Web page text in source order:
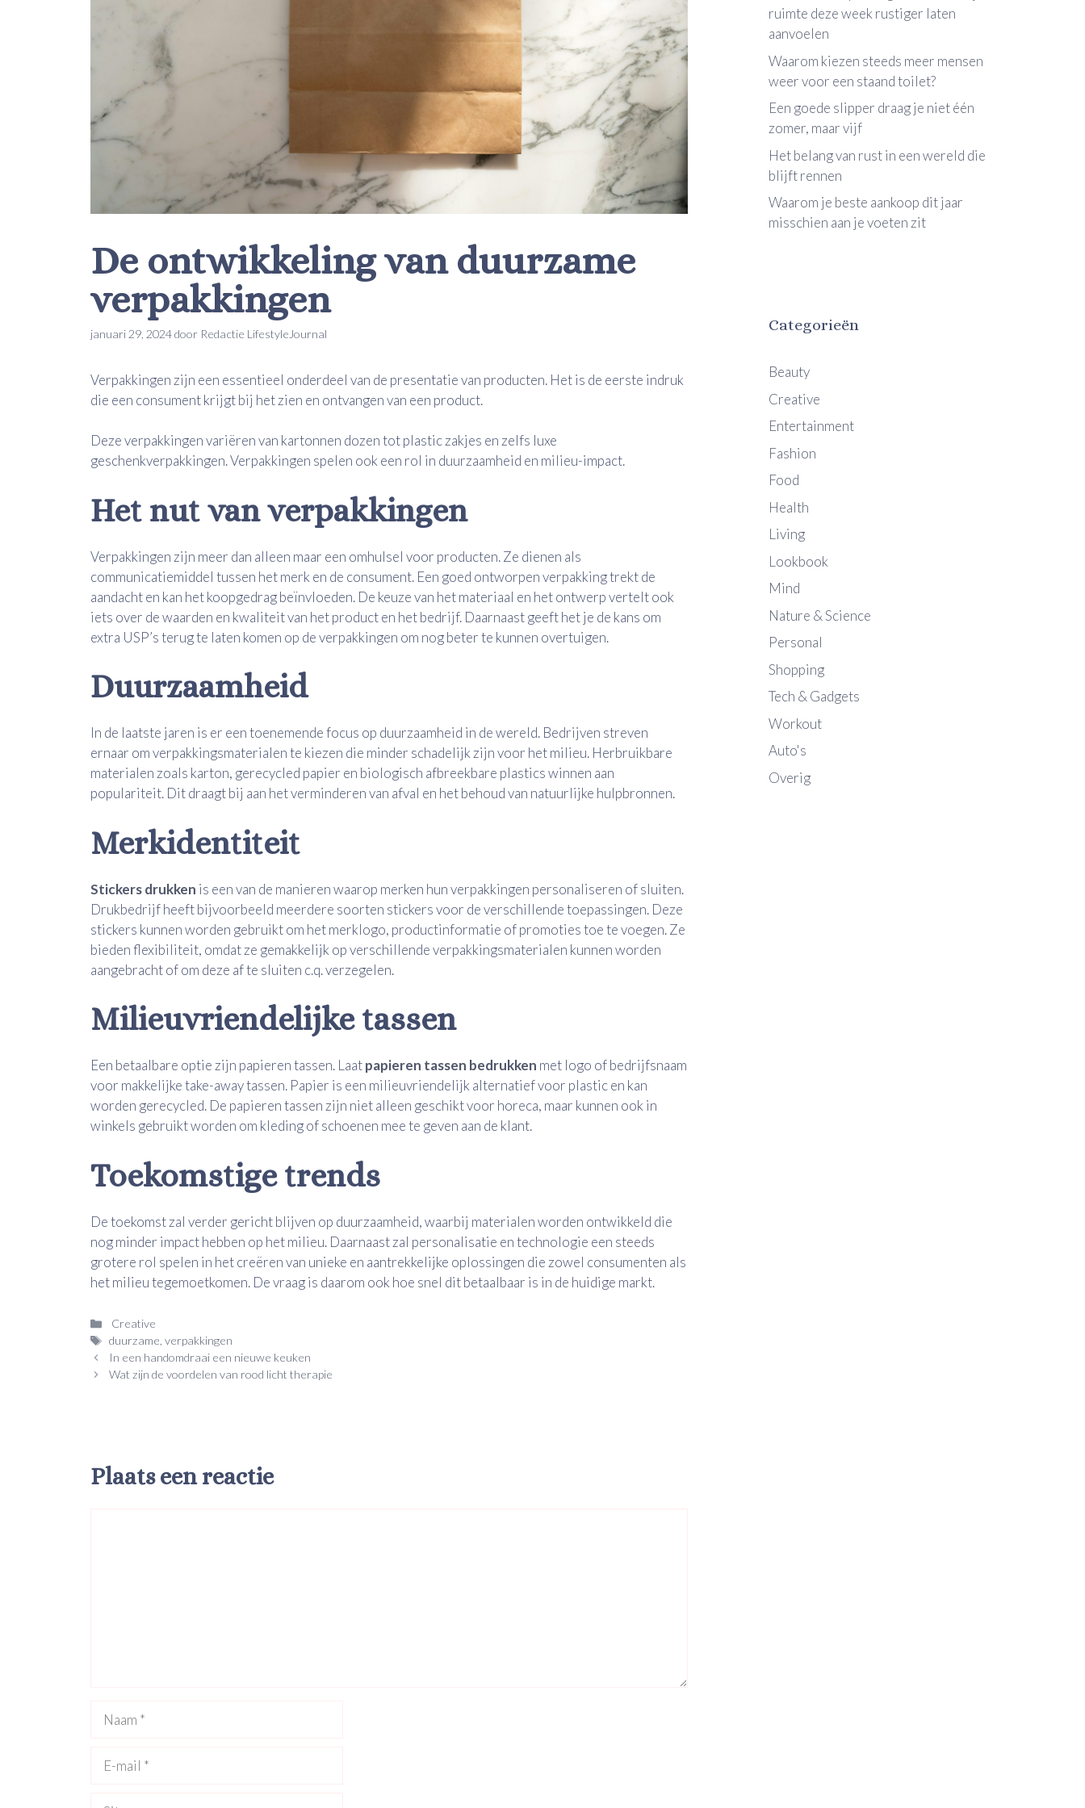
De ontwikkeling van duurzame
verpakkingen
januari 29, 2024door Redactie LifestyleJournal
Verpakkingen zijn een essentieel onderdeel van de presentatie van producten. Het is de eerste indruk
die een consument krijgt bij het zien en ontvangen van een product.
Deze verpakkingen variëren van kartonnen dozen tot plastic zakjes en zelfs luxe
geschenkverpakkingen. Verpakkingen spelen ook een rol in duurzaamheid en milieu-impact.
Het nut van verpakkingen
Verpakkingen zijn meer dan alleen maar een omhulsel voor producten. Ze dienen als
communicatiemiddel tussen het merk en de consument. Een goed ontworpen verpakking trekt de
aandacht en kan het koopgedrag beïnvloeden. De keuze van het materiaal en het ontwerp vertelt ook
iets over de waarden en kwaliteit van het product en het bedrijf. Daarnaast geeft het je de kans om
extra USP’s terug te laten komen op de verpakkingen om nog beter te kunnen overtuigen.
Duurzaamheid
In de laatste jaren is er een toenemende focus op duurzaamheid in de wereld. Bedrijven streven
ernaar om verpakkingsmaterialen te kiezen die minder schadelijk zijn voor het milieu. Herbruikbare
materialen zoals karton, gerecycled papier en biologisch afbreekbare plastics winnen aan
populariteit. Dit draagt bij aan het verminderen van afval en het behoud van natuurlijke hulpbronnen.
Merkidentiteit
Stickers drukken is een van de manieren waarop merken hun verpakkingen personaliseren of sluiten.
Drukbedrijf heeft bijvoorbeeld meerdere soorten stickers voor de verschillende toepassingen. Deze
stickers kunnen worden gebruikt om het merklogo, productinformatie of promoties toe te voegen. Ze
bieden flexibiliteit, omdat ze gemakkelijk op verschillende verpakkingsmaterialen kunnen worden
aangebracht of om deze af te sluiten c.q. verzegelen.
Milieuvriendelijke tassen
Een betaalbare optie zijn papieren tassen. Laatpapieren tassen bedrukken met logo of bedrijfsnaam
voor makkelijke take-away tassen. Papier is een milieuvriendelijk alternatief voor plastic en kan
worden gerecycled. De papieren tassen zijn niet alleen geschikt voor horeca, maar kunnen ook in
winkels gebruikt worden om kleding of schoenen mee te geven aan de klant.
Toekomstige trends
De toekomst zal verder gericht blijven op duurzaamheid, waarbij materialen worden ontwikkeld die
nog minder impact hebben op het milieu. Daarnaast zal personalisatie en technologie een steeds
grotere rol spelen in het creëren van unieke en aantrekkelijke oplossingen die zowel consumenten als
het milieu tegemoetkomen. De vraag is daarom ook hoe snel dit betaalbaar is in de huidige markt.
Categorieën
Creative
Tags
duurzame,verpakkingen
In een handomdraai een nieuwe keuken
Wat zijn de voordelen van rood licht therapie
Plaats een reactie
Naam
mail
Site
ruimte deze week rustiger laten
aanvoelen
Waarom kiezen steeds meer mensen
weer voor een staand toilet?
Een goede slipper draag je niet één
zomer, maar vijf
Het belang van rust in een wereld die
blijft rennen
Waarom je beste aankoop dit jaar
misschien aan je voeten zit
Categorieën
Beauty
Creative
Entertainment
Fashion
Food
Health
Living
Lookbook
Mind
Nature & Science
Personal
Shopping
Tech & Gadgets
Workout
Auto's
Overig